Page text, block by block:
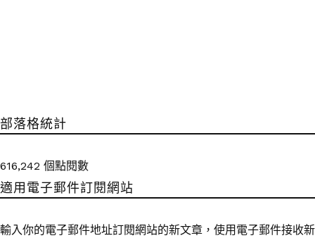
部落格統計
616,242 個點閱數
適用電子郵件訂閱網站
輸入你的電子郵件地址訂閱網站的新文章，使用電子郵件接收新